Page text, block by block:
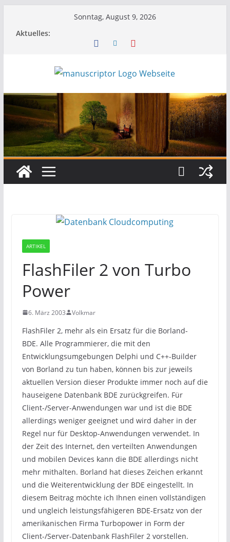
Sonntag, August 9, 2026
Aktuelles:
ARTIKEL
FlashFiler 2 von Turbo
Power
6. März 2003 Volkmar
FlashFiler 2, mehr als ein Ersatz für die Borland-
BDE. Alle Programmierer, die mit den
Entwicklungsumgebungen Delphi und C++-Builder
von Borland zu tun haben, können bis zur jeweils
aktuellen Version dieser Produkte immer noch auf die
hauseigene Datenbank BDE zurückgreifen. Für
Client-/Server-Anwendungen war und ist die BDE
allerdings weniger geeignet und wird daher in der
Regel nur für Desktop-Anwendungen verwendet. In
der Zeit des Internet, den verteilten Anwendungen
und mobilen Devices kann die BDE allerdings nicht
mehr mithalten. Borland hat dieses Zeichen erkannt
und die Weiterentwicklung der BDE eingestellt. In
diesem Beitrag möchte ich Ihnen einen vollständigen
und ungleich leistungsfähigeren BDE-Ersatz von der
amerikanischen Firma Turbopower in Form der
Client-/Server-Datenbank FlashFiler 2 vorstellen.